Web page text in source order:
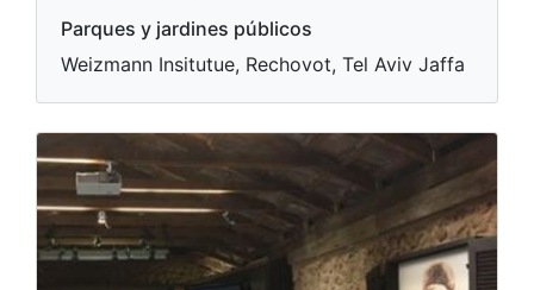
Parques y jardines públicos
Weizmann Insitutue, Rechovot, Tel Aviv Jaffa